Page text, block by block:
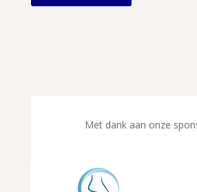
Met dank aan onze